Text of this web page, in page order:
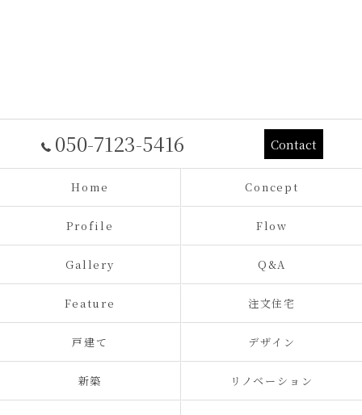
050-7123-5416 Contact
Home Concept
Profile Flow
Gallery Q&A
Feature 注文住宅
戸建て デザイン
新築 リノベーション